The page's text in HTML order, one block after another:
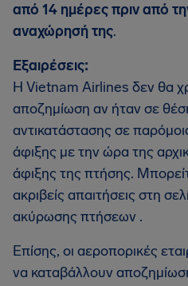
από 14 ημέρες πριν από
αναχώρησή της.
Εξαιρέσεις:
Η Vietnam Airlines δεν θα
αποζημίωση αν ήταν σε
αντικατάστασης σε
άφιξης με την ώρα της
άφιξης της πτήσης.
ακριβείς απαιτήσεις στη
ακύρωσης πτήσεων .
Επίσης, οι αεροπορικές
να καταβάλλουν